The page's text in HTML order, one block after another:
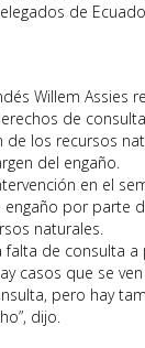
de
Willem Assies
de
los recursos
del engaño.
en el
por parte
naturales.
falta de consulta
casos que se
pero hay
dijo.